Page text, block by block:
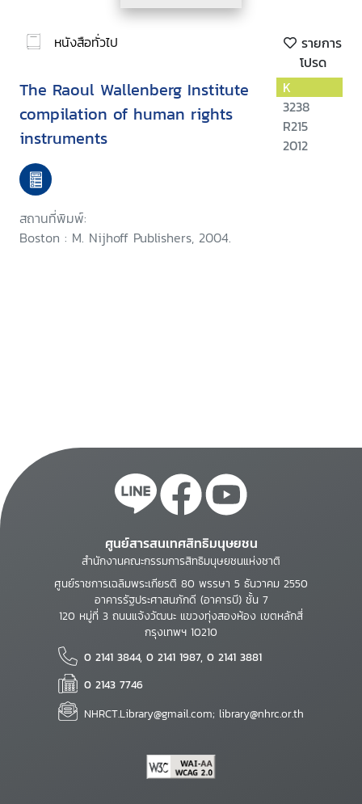
หนังสือทั่วไป
รายการ
โปรด
The Raoul Wallenberg Institute
compilation of human rights
instruments
สถานที่พิมพ์:
Boston : M. Nijhoff Publishers, 2004.
K
3238
R215
2012
ศูนย์สารสนเทศสิทธิมนุษยชน
สำนักงานคณะกรรมการสิทธิมนุษยชนแห่งชาติ
ศูนย์ราชการเฉลิมพระเกียรติ 80 พรรษา 5 ธันวาคม 2550
อาคารรัฐประศาสนภักดี (อาคารบี) ชั้น 7
120 หมู่ที่ 3 ถนนแจ้งวัฒนะ แขวงทุ่งสองห้อง เขตหลักสี่
กรุงเทพฯ 10210
0 2141 3844, 0 2141 1987, 0 2141 3881
0 2143 7746
NHRCT.Library@gmail.com; library@nhrc.or.th